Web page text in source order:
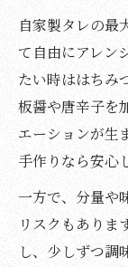
家庭
りんご入
焼肉の
焼肉
焼肉タ
自家
人気
ア
自家製タレの最
て自由にアレン
たい時ははちみ
板醤や唐辛子を
エーションが生
手作りなら安心
一方で、分量や
リスクもありま
し、少しずつ調